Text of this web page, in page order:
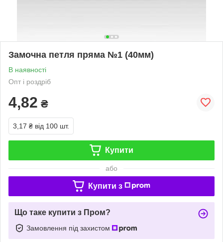
Замочна петля пряма №1 (40мм)
В наявності
Опт і роздріб
4,82 ₴
3,17 ₴ від 100 шт.
Купити
або
Купити з
Що таке купити з Пром?
Замовлення під захистом